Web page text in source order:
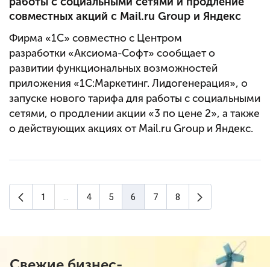
совместных акций с Mail.ru Group и Яндекс
Фирма «1С» совместно с Центром
разработки «Аксиома-Софт» сообщает о
развитии функциональных возможностей
приложения «1С:Маркетинг. Лидогенерация», о
запуске нового тарифа для работы с социальными
сетями, о продлении акции «3 по цене 2», а также
о действующих акциях от Mail.ru Group и Яндекс.
Предыдущая страница
1 4 5 6 7 8